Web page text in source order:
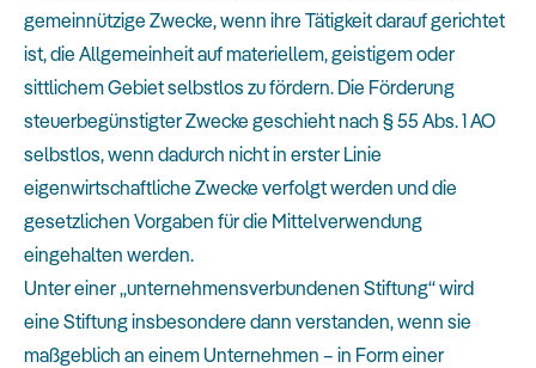
gemeinnützige Zwecke, wenn ihre Tätigkeit darauf gerichtet
ist, die Allgemeinheit auf materiellem, geistigem oder
sittlichem Gebiet selbstlos zu fördern. Die Förderung
steuerbegünstigter Zwecke geschieht nach § 55 Abs. 1 AO
selbstlos, wenn dadurch nicht in erster Linie
eigenwirtschaftliche Zwecke verfolgt werden und die
gesetzlichen Vorgaben für die Mittelverwendung
eingehalten werden.
Unter einer „unternehmensverbundenen Stiftung“ wird
eine Stiftung insbesondere dann verstanden, wenn sie
maßgeblich an einem Unternehmen – in Form einer